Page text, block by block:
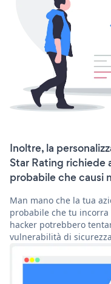
Inoltre, la
Star Rating richiede
probabile che causi
Man mano che la tua
probabile che tu
hacker potrebbero
vulnerabilità di